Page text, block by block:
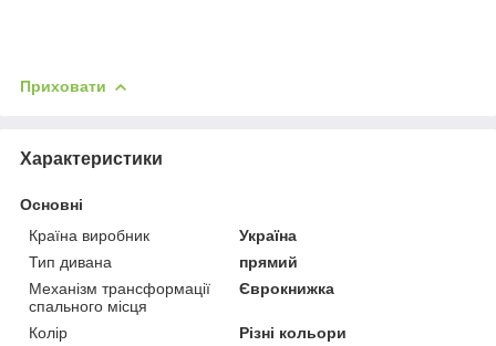
Приховати
Характеристики
Основні
Країна виробник
Україна
Тип дивана
прямий
Механізм трансформації
спального місця
Єврокнижка
Колір
Різні кольори